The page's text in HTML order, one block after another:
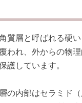
質層と呼ばれる硬
われ、外からの物
護しています。
の内部はセラミド